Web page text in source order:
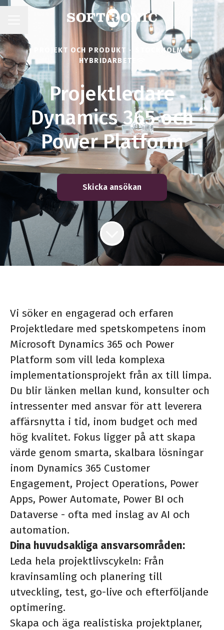
PROJEKT OCH PRODUKT · STOCKHOLM ·
HYBRIDARBETE
Projektledare
Dynamics 365 och
Power Platform
Skicka ansökan
Vi söker en engagerad och erfaren
Projektledare med spetskompetens inom
Microsoft Dynamics 365 och Power
Platform som vill leda komplexa
implementationsprojekt från ax till limpa.
Du blir länken mellan kund, konsulter och
intressenter med ansvar för att leverera
affärsnytta i tid, inom budget och med
hög kvalitet. Fokus ligger på att skapa
värde genom smarta, skalbara lösningar
inom Dynamics 365 Customer
Engagement, Project Operations, Power
Apps, Power Automate, Power BI och
Dataverse - ofta med inslag av AI och
automation.
Dina huvudsakliga ansvarsområden:
Leda hela projektlivscykeln: Från
kravinsamling och planering till
utveckling, test, go-live och efterföljande
optimering.
Skapa och äga realistiska projektplaner,